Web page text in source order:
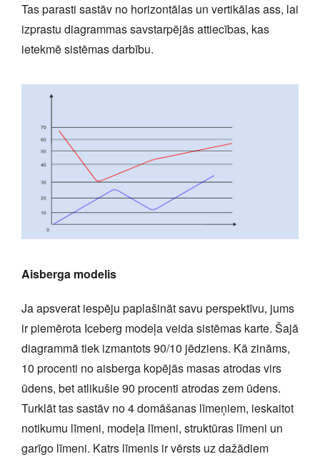
Tas parasti sastāv no horizontālas un vertikālas ass, lai
izprastu diagrammas savstarpējās attiecības, kas
ietekmē sistēmas darbību.
Aisberga modelis
Ja apsverat iespēju paplašināt savu perspektīvu, jums
ir piemērota Iceberg modeļa veida sistēmas karte. Šajā
diagrammā tiek izmantots 90/10 jēdziens. Kā zināms,
10 procenti no aisberga kopējās masas atrodas virs
ūdens, bet atlikušie 90 procenti atrodas zem ūdens.
Turklāt tas sastāv no 4 domāšanas līmeņiem, ieskaitot
notikumu līmeni, modeļa līmeni, struktūras līmeni un
garīgo līmeni. Katrs līmenis ir vērsts uz dažādiem